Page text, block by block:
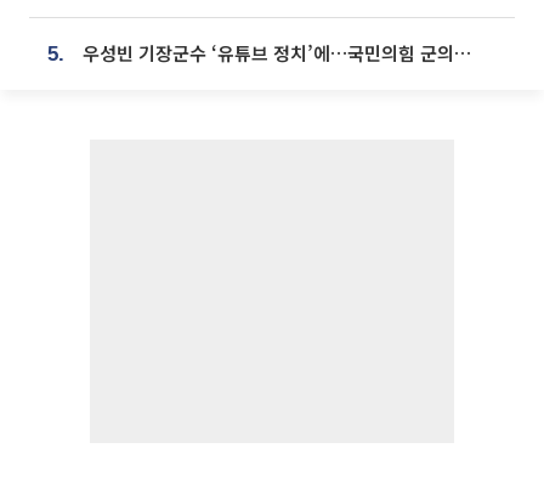
5. 우성빈 기장군수 ‘유튜브 정치’에…국민의힘 군의원들 집단 반발